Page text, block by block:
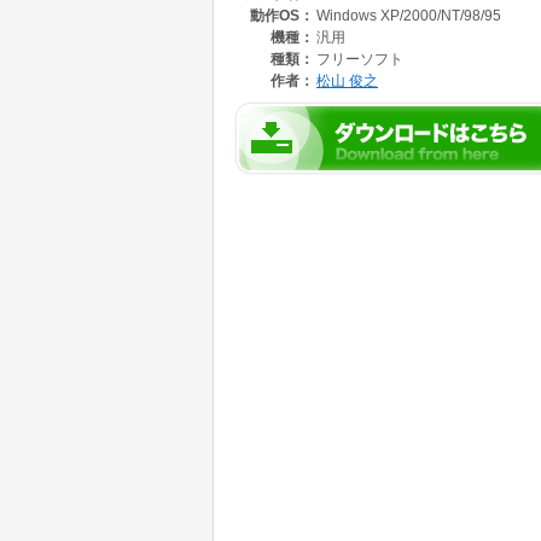
・
・LZH,ZIP,TGZ,TBZ,CAB,GZA,BZA,7Zで圧縮
・自己解凍書庫の作成をすることができます。
・コピー&ペーストができます。
動作OS： Windows XP/2000/NT/98/95
機種： 汎用
種類： フリーソフト
作者： 松山 俊之